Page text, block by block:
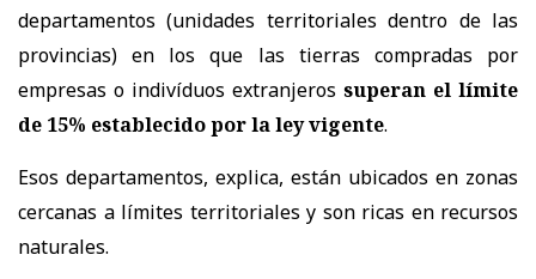
departamentos (unidades territoriales dentro de las
provincias) en los que las tierras compradas por
empresas o indivíduos extranjeros superan el límite
de 15% establecido por la ley vigente.
Esos departamentos, explica, están ubicados en zonas
cercanas a límites territoriales y son ricas en recursos
naturales.